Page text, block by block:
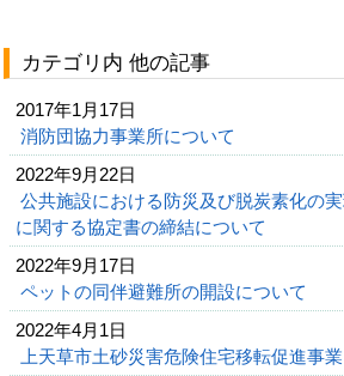
カテゴリ内 他の記事
2017年1月17日
消防団協力事業所について
2022年9月22日
公共施設における防災及び脱炭素化の
に関する協定書の締結について
2022年9月17日
ペットの同伴避難所の開設について
2022年4月1日
上天草市土砂災害危険住宅移転促進事業